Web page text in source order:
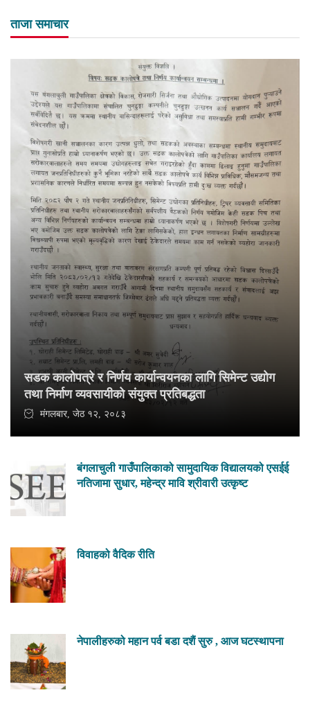
ताजा समाचार
सडक कालोपत्रे र निर्णय कार्यान्वयनका लागि सिमेन्ट उद्योग
तथा निर्माण व्यवसायीको संयुक्त प्रतिबद्धता
मंगलबार, जेठ १२, २०८३
बंगलाचुली गाउँपालिकाको सामुदायिक विद्यालयको एसईई
नतिजामा सुधार, महेन्द्र मावि श्रीवारी उत्कृष्ट
विवाहको वैदिक रीति
नेपालीहरुको महान पर्व बडा दशैं सुरु , आज घटस्थापना